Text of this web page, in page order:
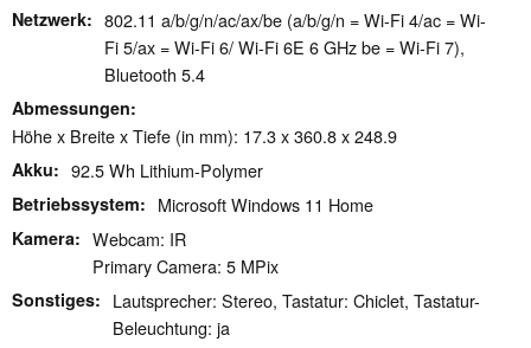
Netzwerk
802.11 a/​b/​g/​n/​ac/​ax/​be (a/b/g/n = Wi-Fi 4/ac = Wi-
Fi 5/ax = Wi-Fi 6/ Wi-Fi 6E 6 GHz be = Wi-Fi 7),
Bluetooth 5.4
Abmessungen
Höhe x Breite x Tiefe (in mm): 17.3 x 360.8 x 248.9
Akku 92.5 Wh Lithium-Polymer
Betriebssystem Microsoft Windows 11 Home
Kamera
Webcam: IR
Primary Camera: 5 MPix
Sonstiges
Lautsprecher: Stereo, Tastatur: Chiclet, Tastatur-
Beleuchtung: ja